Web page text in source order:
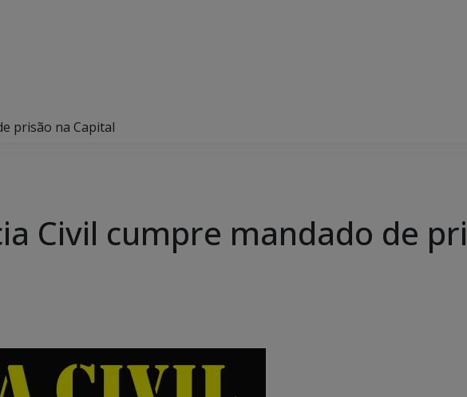
prisão na Capital
Civil cumpre mandado de